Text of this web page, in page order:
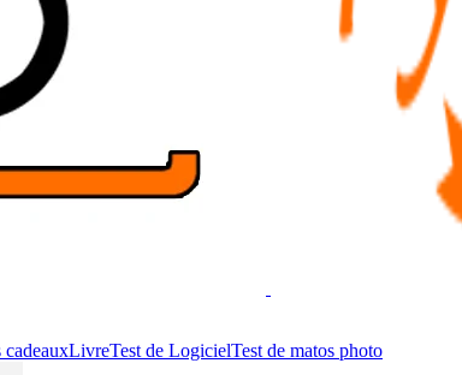
cadeauxLivreTest de LogicielTest de matos photo